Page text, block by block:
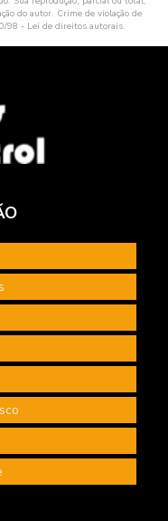
trabalho
do autor. Crime de violação de
98 - Lei de direitos autorais.